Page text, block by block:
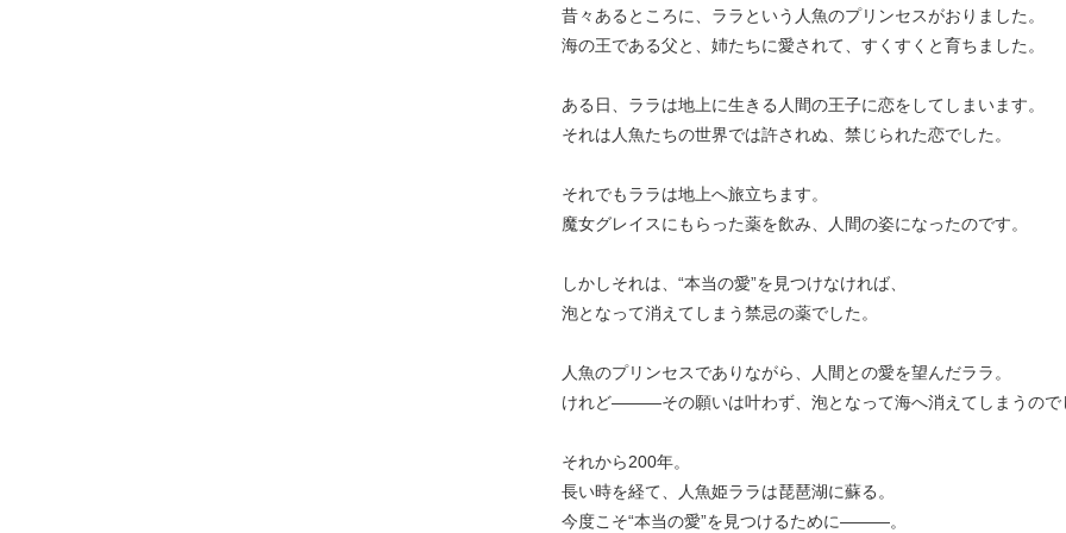
昔々あるところに、ララという人魚のプリンセスがおりました。
海の王である父と、姉たちに愛されて、すくすくと育ちました。
ある日、ララは地上に生きる人間の王子に恋をしてしまいます。
それは人魚たちの世界では許されぬ、禁じられた恋でした。
それでもララは地上へ旅立ちます。
魔女グレイスにもらった薬を飲み、人間の姿になったのです。
しかしそれは、“本当の愛”を見つけなければ、
泡となって消えてしまう禁忌の薬でした。
人魚のプリンセスでありながら、人間との愛を望んだララ。
けれど———その願いは叶わず、泡となって海へ消えてしまうので
それから200年。
長い時を経て、人魚姫ララは琵琶湖に蘇る。
今度こそ“本当の愛”を見つけるために———。